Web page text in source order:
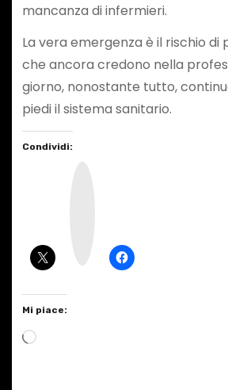
mancanza di infermieri.
La vera emergenza è il rischio di
che ancora credono nella
giorno, nonostante tutto,
piedi il sistema sanitario.
Condividi:
Mi piace:
C